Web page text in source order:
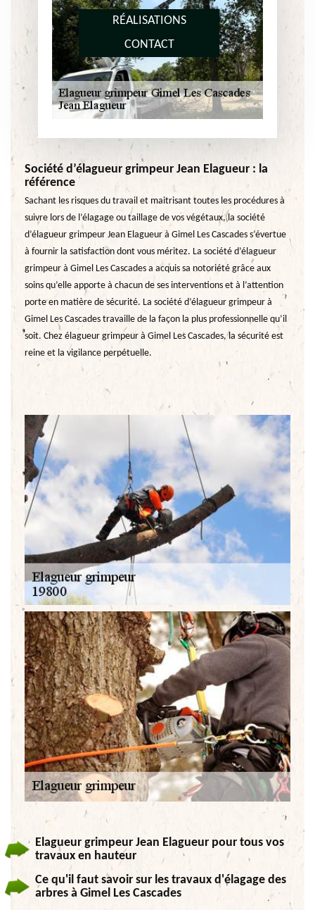
RÉALISATIONS
CONTACT
Société d’élagueur grimpeur Jean Elagueur : la
référence
Sachant les risques du travail et maitrisant toutes les procédures à
suivre lors de l’élagage ou taillage de vos végétaux, la société
d’élagueur grimpeur Jean Elagueur à Gimel Les Cascades s’évertue
à fournir la satisfaction dont vous méritez. La société d’élagueur
grimpeur à Gimel Les Cascades a acquis sa notoriété grâce aux
soins qu’elle apporte à chacun de ses interventions et à l’attention
porte en matière de sécurité. La société d’élagueur grimpeur à
Gimel Les Cascades travaille de la façon la plus professionnelle qu’il
soit. Chez élagueur grimpeur à Gimel Les Cascades, la sécurité est
reine et la vigilance perpétuelle.
Elagueur grimpeur Jean Elagueur pour tous vos
travaux en hauteur
Ce qu'il faut savoir sur les travaux d'élagage des
arbres à Gimel Les Cascades